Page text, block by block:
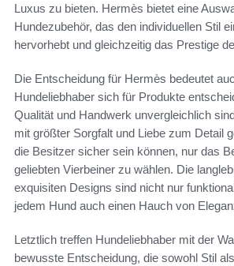
Luxus zu bieten. Hermès bietet eine
Hundezubehör, das den individuellen Stil
hervorhebt und gleichzeitig das Prestige
Die Entscheidung für Hermès bedeutet
Hundeliebhaber sich für Produkte
Qualität und Handwerk unvergleichlich
mit größter Sorgfalt und Liebe zum Detail
die Besitzer sicher sein können, nur das
geliebten Vierbeiner zu wählen. Die
exquisiten Designs sind nicht nur
jedem Hund auch einen Hauch von
Letztlich treffen Hundeliebhaber mit der
bewusste Entscheidung, die sowohl Stil